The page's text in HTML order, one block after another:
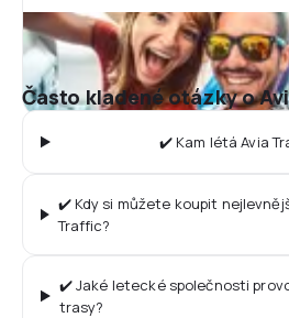
Často kladené otázky o
✔️ Kam létá Avia
✔️ Kdy si můžete koupit
Traffic?
✔️ Jaké letecké společnosti
trasy?